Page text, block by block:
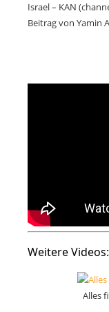
Israel – KAN
Beitrag von Yamin
Weitere Videos:
Alles